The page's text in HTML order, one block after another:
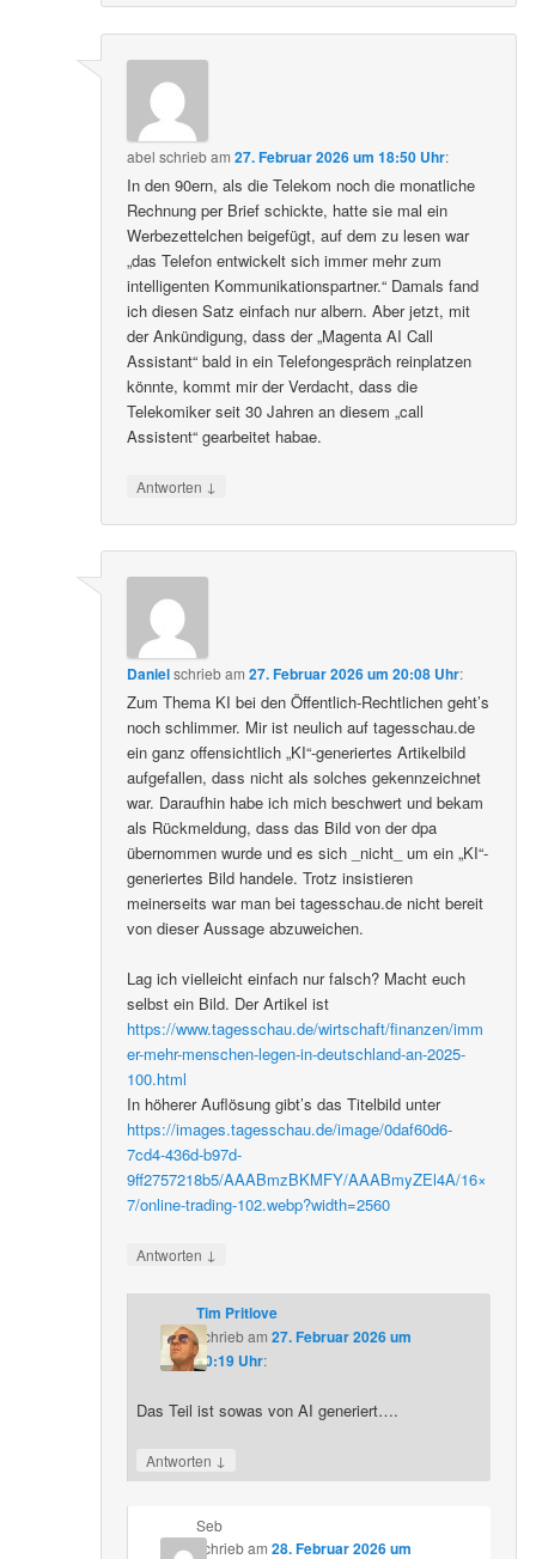
abel schriebam27. Februar 2026 um 18:50 Uhr:
In den 90ern, als die Telekom noch die monatliche
Rechnung per Brief schickte, hatte sie mal ein
Werbezettelchen beigefügt, auf dem zu lesen war
„das Telefon entwickelt sich immer mehr zum
intelligenten Kommunikationspartner.“ Damals fand
ich diesen Satz einfach nur albern. Aber jetzt, mit
der Ankündigung, dass der „Magenta AI Call
Assistant“ bald in ein Telefongespräch reinplatzen
könnte, kommt mir der Verdacht, dass die
Telekomiker seit 30 Jahren an diesem „call
Assistent“ gearbeitet habae.
Antworten ↓
Danielschriebam27. Februar 2026 um 20:08 Uhr:
Zum Thema KI bei den Öffentlich-Rechtlichen geht’s
noch schlimmer. Mir ist neulich auf tagesschau.de
ein ganz offensichtlich „KI“-generiertes Artikelbild
aufgefallen, dass nicht als solches gekennzeichnet
war. Daraufhin habe ich mich beschwert und bekam
als Rückmeldung, dass das Bild von der dpa
übernommen wurde und es sich _nicht_ um ein „KI“-
generiertes Bild handele. Trotz insistieren
meinerseits war man bei tagesschau.de nicht bereit
von dieser Aussage abzuweichen.
Lag ich vielleicht einfach nur falsch? Macht euch
selbst ein Bild. Der Artikel ist
https://www.tagesschau.de/wirtschaft/finanzen/imm
er-mehr-menschen-legen-in-deutschland-an-2025-
100.html
In höherer Auflösung gibt’s das Titelbild unter
https://images.tagesschau.de/image/0daf60d6-
7cd4-436d-b97d-
9ff2757218b5/AAABmzBKMFY/AAABmyZEl4A/16×
7/online-trading-102.webp?width=2560
Antworten ↓
Tim Pritlove
schriebam 27. Februar 2026 um
20:19 Uhr:
Das Teil ist sowas von AI generiert….
Antworten ↓
Seb
schriebam 28. Februar 2026 um